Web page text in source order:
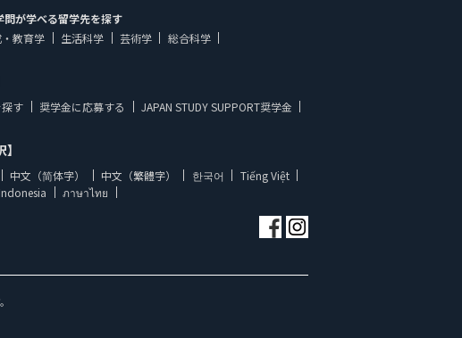
問が学べる留学先を探す
教育学
生活科学 芸術学 総合科学
す 奨学金に応募する JAPAN STUDY SUPPORT奨学金
中文（简体字） 中文（繁體字） 한국어
Tiếng Việt
ภาษาไทย